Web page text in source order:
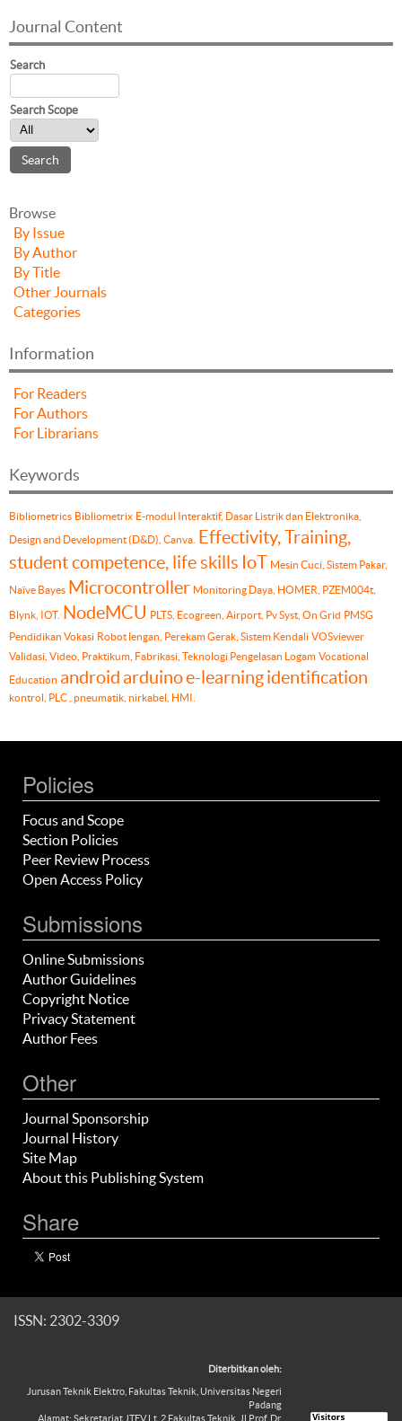
Journal Content
Search
Search Scope
Browse
By Issue
By Author
By Title
Other Journals
Categories
Information
For Readers
For Authors
For Librarians
Keywords
Bibliometrics Bibliometrix E-modul Interaktif, Dasar Listrik dan Elektronika,
Design and Development (D&D), Canva.
Effectivity, Training,
student competence, life skills IoT Mesin Cuci, Sistem Pakar,
Naïve Bayes Microcontroller Monitoring Daya, HOMER, PZEM004t,
Blynk, IOT. NodeMCU PLTS, Ecogreen, Airport, Pv Syst, On Grid PMSG
Pendidikan Vokasi Robot lengan, Perekam Gerak, Sistem Kendali VOSviewer
Validasi, Video, Praktikum, Fabrikasi, Teknologi Pengelasan Logam Vocational
Education android arduinoe-learningidentification
kontrol, PLC , pneumatik, nirkabel, HMI.
Policies
Focus and Scope
Section Policies
Peer Review Process
Open Access Policy
Submissions
Online Submissions
Author Guidelines
Copyright Notice
Privacy Statement
Author Fees
Other
Journal Sponsorship
Journal History
Site Map
About this Publishing System
Share
ISSN: 2302-3309
Diterbitkan oleh:
Jurusan Teknik Elektro, Fakultas Teknik, Universitas Negeri
Padang
Alamat: Sekretariat JTEV Lt. 2 Fakultas Teknik, Jl Prof. Dr.